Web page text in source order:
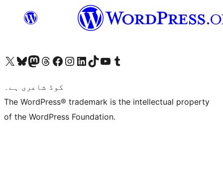
Visit our X (formerly Twitter) account
ہمارے بلیواسکائی اکاؤنٹ پر جائیں
Visit our Mastodon account
ہمارے ٹھریڈز اکاؤنٹ پر جائیں
Visit our Facebook page
Visit our Instagram account
Visit our LinkedIn account
ہمارے ٹک ٹاک اکاؤنٹ پر جائیں
Visit our YouTube channel
ہمارے ٹمبلر اکاؤنٹ پر جائیں
کوڈ شاعری ہے۔
The WordPress® trademark is the intellectual property
of the WordPress Foundation.